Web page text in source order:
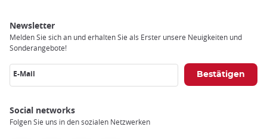
Newsletter
Melden Sie sich an und erhalten Sie als Erster unsere Neuigkeiten und
Sonderangebote!
E-Mail
Social networks
Folgen Sie uns in den sozialen Netzwerken